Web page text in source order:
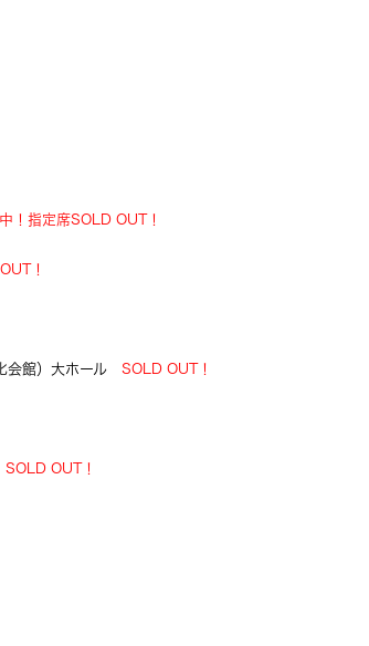
！指定席SOLD OUT！
！
会館）大ホール SOLD OUT！
SOLD OUT！